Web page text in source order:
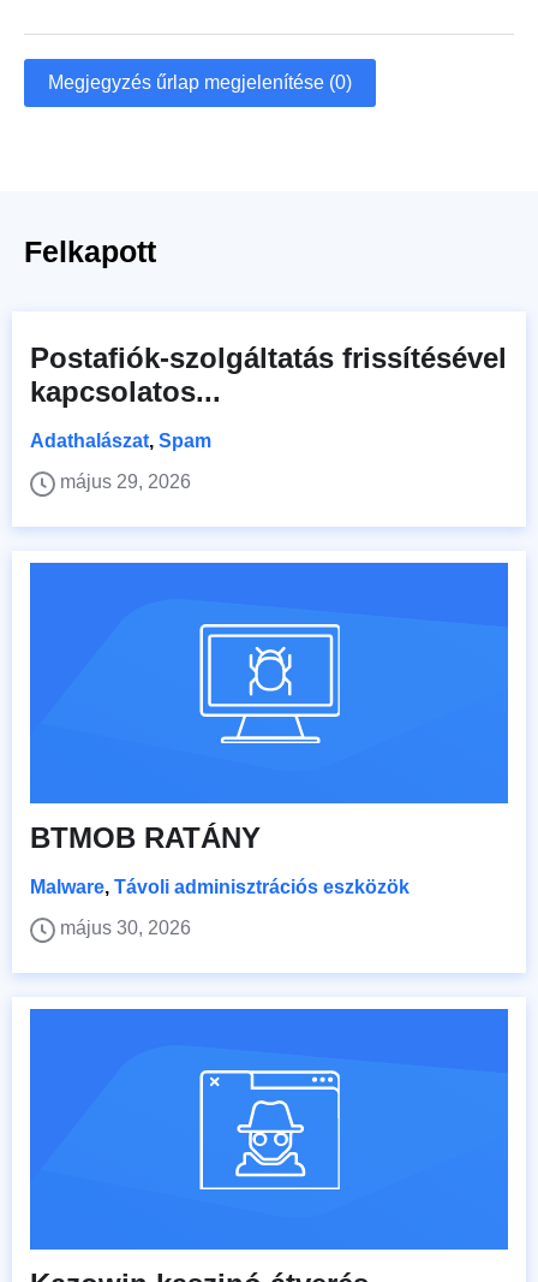
Megjegyzés űrlap megjelenítése (0)
Felkapott
Postafiók-szolgáltatás frissítésével
kapcsolatos...
Adathalászat, Spam
május 29, 2026
BTMOB RATÁNY
Malware, Távoli adminisztrációs eszközök
május 30, 2026